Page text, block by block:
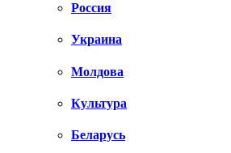
Россия
Украина
Молдова
Культура
Беларусь